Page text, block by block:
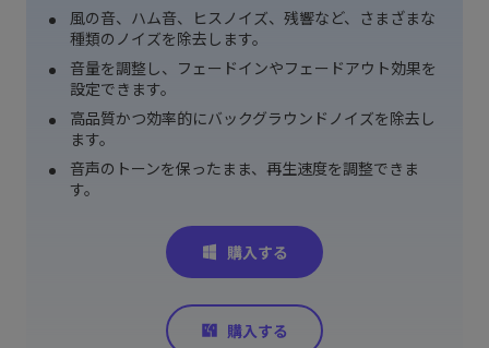
風の音、ハム音、ヒスノイズ、残響など、さまざまな
種類のノイズを除去します。
音量を調整し、フェードインやフェードアウト効果を
設定できます。
高品質かつ効率的にバックグラウンドノイズを除去し
ます。
音声のトーンを保ったまま、再生速度を調整できま
す。